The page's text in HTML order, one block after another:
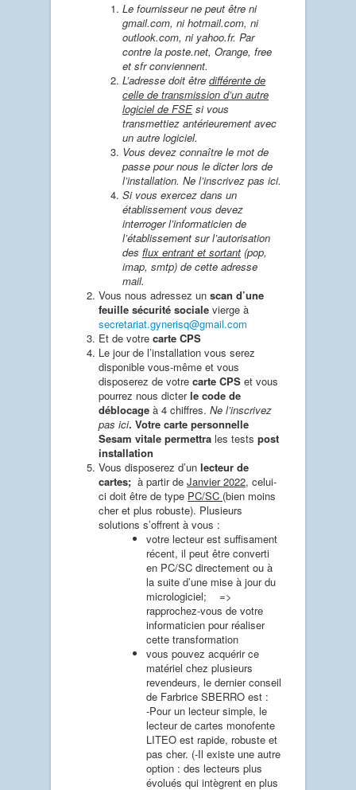
Le fournisseur ne peut être ni
gmail.com, ni hotmail.com, ni
outlook.com, ni yahoo.fr. Par
contre la poste.net, Orange, free
et sfr conviennent.
L’adresse doit être différente de
celle de transmission d’un autre
logiciel de FSE si vous
transmettiez antérieurement avec
un autre logiciel.
Vous devez connaître le mot de
passe pour nous le dicter lors de
l’installation. Ne l’inscrivez pas ici.
Si vous exercez dans un
établissement vous devez
interroger l’informaticien de
l’établissement sur l’autorisation
des flux entrant et sortant (pop,
imap, smtp) de cette adresse
mail.
Vous nous adressez un scan d’une
feuille sécurité sociale vierge à
secretariat.gynerisq@gmail.com
Et de votre carte CPS
Le jour de l’installation vous serez
disponible vous-même et vous
disposerez de votre carte CPS et vous
pourrez nous dicterle code de
déblocage à 4 chiffres. Ne l’inscrivez
pas ici. Votre carte personnelle
Sesam vitale permettra les tests post
installation
Vous disposerez d’un lecteur de
cartes; à partir de Janvier 2022, celui-
ci doit être de type PC/SC (bien moins
cher et plus robuste). Plusieurs
solutions s’offrent à vous :
votre lecteur est suffisament
récent, il peut être converti
en PC/SC directement ou à
la suite d’une mise à jour du
micrologiciel; =>
rapprochez-vous de votre
informaticien pour réaliser
cette transformation
vous pouvez acquérir ce
matériel chez plusieurs
revendeurs, le dernier conseil
de Farbrice SBERRO est :
-Pour un lecteur simple, le
lecteur de cartes monofente
LITEO est rapide, robuste et
pas cher. (-Il existe une autre
option : des lecteurs plus
évolués qui intègrent en plus